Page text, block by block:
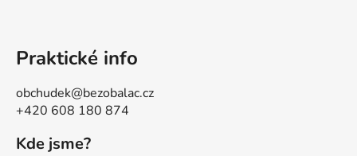
Praktické info
obchudek@bezobalac.cz
+420 608 180 874
Kde jsme?